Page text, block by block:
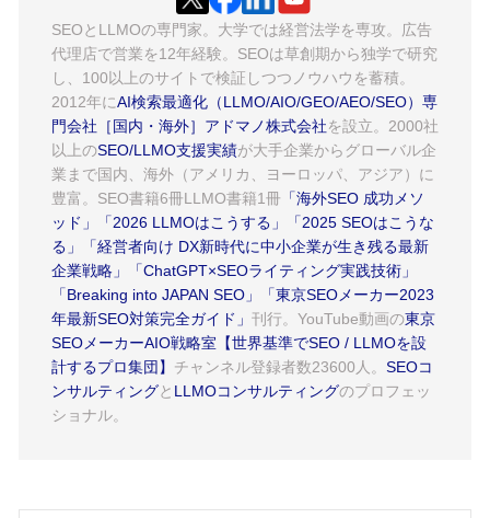
SEOとLLMOの専門家。大学では経営法学を専攻。広告
代理店で営業を12年経験。SEOは草創期から独学で研究
し、100以上のサイトで検証しつつノウハウを蓄積。
2012年にAI検索最適化（LLMO/AIO/GEO/AEO/SEO）専
門会社［国内・海外］アドマノ株式会社を設立。2000社
以上のSEO/LLMO支援実績が大手企業からグローバル企
業まで国内、海外（アメリカ、ヨーロッパ、アジア）に
豊富。SEO書籍6冊LLMO書籍1冊 「海外SEO 成功メソ
ッド」
「2026 LLMOはこうする」
「2025 SEOはこうな
る」
「経営者向け DX新時代に中小企業が生き残る最新
企業戦略」
「ChatGPT×SEOライティング実践技術」
「Breaking into JAPAN SEO」
「東京SEOメーカー2023
年最新SEO対策完全ガイド」 刊行。YouTube動画の東京
SEOメーカーAIO戦略室【世界基準でSEO / LLMOを設
計するプロ集団】 チャンネル登録者数23600人。 SEOコ
ンサルティングと LLMOコンサルティングのプロフェッ
ショナル。